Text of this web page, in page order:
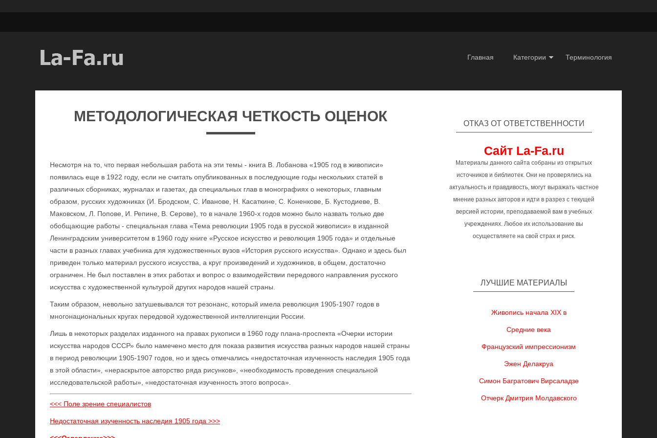
Главная Категории Терминология
МЕТОДОЛОГИЧЕСКАЯ ЧЕТКОСТЬ ОЦЕНОК
Несмотря на то, что первая небольшая работа на эти темы - книга В. Лобанова «1905 год в живописи»
появилась еще в 1922 году, если не считать опубликованных в последующие годы нескольких статей в
различных сборниках, журналах и газетах, да специальных глав в монографиях о некоторых, главным
образом, русских художниках (И. Бродском, С. Иванове, Н. Касаткине, С. Коненкове, Б. Кустодиеве, В.
Маковском, Л. Попове, И. Репине, В. Серове), то в начале 1960-х годов можно было назвать только две
обобщающие работы - специальная глава «Тема революции 1905 года в русской живописи» в изданной
Ленинградским университетом в 1960 году книге «Русское искусство и революция 1905 года» и отдельные
части в разных главах учебника для художественных вузов «История русского искусства». Однако и здесь был
приведен только материал русского искусства, а круг произведений и художников, в общем, достаточно
ограничен. Не был поставлен в этих работах и вопрос о взаимодействии передового направления русского
искусства с художественной культурой других народов нашей страны.
Таким образом, невольно затушевывался тот резонанс, который имела революция 1905-1907 годов в
многонациональных кругах передовой художественной интеллигенции России.
Лишь в некоторых разделах изданного на правах рукописи в 1960 году плана-проспекта «Очерки истории
искусства народов СССР» было намечено место для показа развития искусства разных народов нашей страны
в период революции 1905-1907 годов, но и здесь отмечались «недостаточная изученность наследия 1905 года
в этой области», «нераскрытое авторство ряда рисунков», «необходимость проведения специальной
исследовательской работы», «недостаточная изученность этого вопроса».
<<< Поле зрение специалистов
Недостаточная изученность наследия 1905 года >>>
ОТКАЗ ОТ ОТВЕТСТВЕННОСТИ
Сайт La-Fa.ru
Материалы данного сайта собраны из открытых
источников и библиотек. Они не проверялись на
актуальность и правдивость, могут выражать частное
мнение разных авторов и идти в разрез с текущей
версией истории, преподаваемой вам в учебных
учреждениях. Любое их использование вы
осуществляете на свой страх и риск.
ЛУЧШИЕ МАТЕРИАЛЫ
Живопись начала XIX в
Средние века
Французский импрессионизм
Эжен Делакруа
Симон Багратович Вирсаладзе
Отчерк Дмитрия Молдавского